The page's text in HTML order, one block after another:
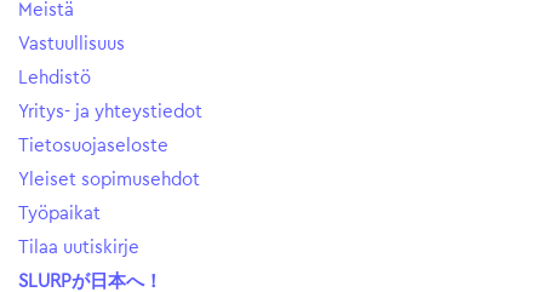
Meistä
Vastuullisuus
Lehdistö
Yritys- ja yhteystiedot
Tietosuojaseloste
Yleiset sopimusehdot
Työpaikat
Tilaa uutiskirje
SLURPが日本へ！